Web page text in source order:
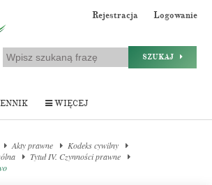
Rejestracja Logowanie
SZUKAJ
WIĘCEJ
Akty prawne
Kodeks cywilny
Tytuł IV. Czynności prawne